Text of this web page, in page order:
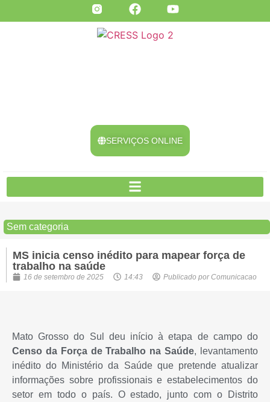
SERVIÇOS ONLINE
Sem categoria
MS inicia censo inédito para mapear força de
trabalho na saúde
16 de setembro de 2025 14:43 Publicado porComunicacao
Mato Grosso do Sul deu início à etapa de campo do
Censo da Força de Trabalho na Saúde, levantamento
inédito do Ministério da Saúde que pretende atualizar
informações sobre profissionais e estabelecimentos do
setor em todo o país. O estado, junto com o Distrito